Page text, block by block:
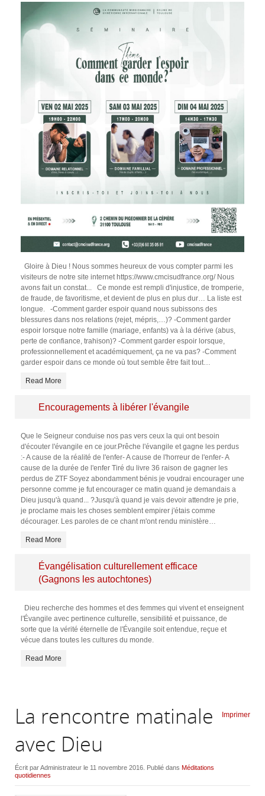
Gloire à Dieu ! Nous sommes heureux de vous compter parmi les
visiteurs de notre site internet https://www.cmcisudfrance.org/ Nous
avons fait un constat... Ce monde est rempli d'injustice, de tromperie,
de fraude, de favoritisme, et devient de plus en plus dur… La liste est
longue. -Comment garder espoir quand nous subissons des
blessures dans nos relations (rejet, mépris,…)? -Comment garder
espoir lorsque notre famille (mariage, enfants) va à la dérive (abus,
perte de confiance, trahison)? -Comment garder espoir lorsque,
professionnellement et académiquement, ça ne va pas? -Comment
garder espoir dans ce monde où tout semble être fait tout…
Read More
Encouragements à libérer l'évangile
Que le Seigneur conduise nos pas vers ceux la qui ont besoin
d'écouter l'évangile en ce jour.Prêche l'évangile et gagne les perdus
:- A cause de la réalité de l'enfer- A cause de l'horreur de l'enfer- A
cause de la durée de l'enfer Tiré du livre 36 raison de gagner les
perdus de ZTF Soyez abondamment bénis je voudrai encourager une
personne comme je fut encourager ce matin quand je demandais a
Dieu jusqu'à quand... ?Jusqu'à quand je vais devoir attendre je prie,
je proclame mais les choses semblent empirer j'étais comme
décourager. Les paroles de ce chant m'ont rendu ministère…
Read More
Évangélisation culturellement efficace
(Gagnons les autochtones)
Dieu recherche des hommes et des femmes qui vivent et enseignent
l'Évangile avec pertinence culturelle, sensibilité et puissance, de
sorte que la vérité éternelle de l'Évangile soit entendue, reçue et
vécue dans toutes les cultures du monde.
Read More
Imprimer
La rencontre matinale
avec Dieu
Écrit par Administrateur le 11 novembre 2016 . Publié dans Méditations
quotidiennes